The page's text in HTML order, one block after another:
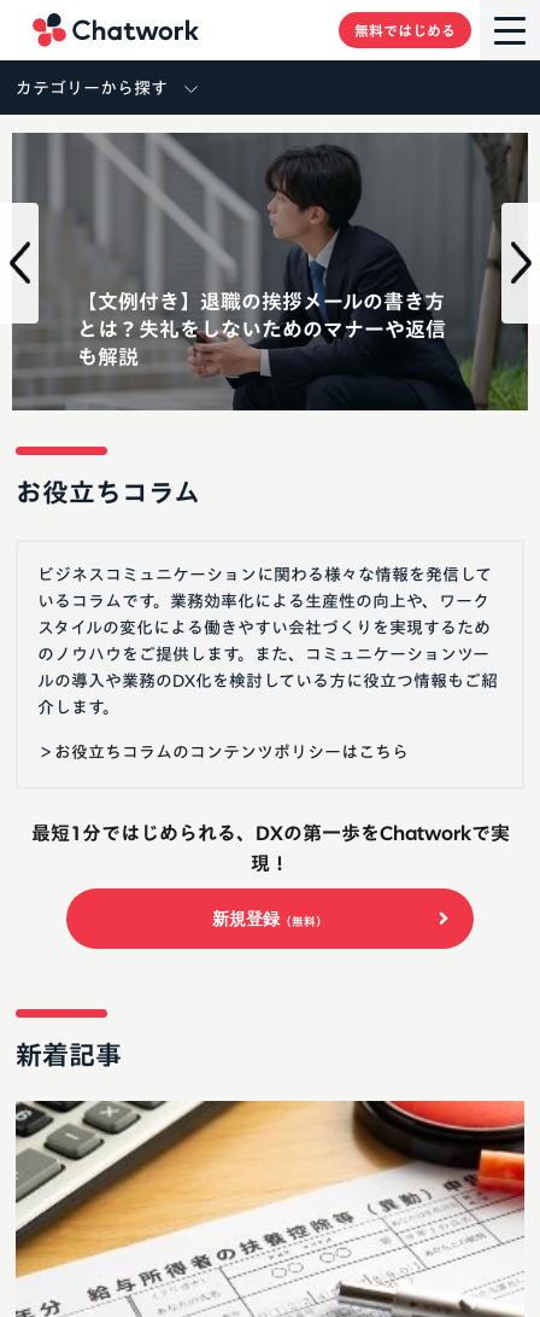
無料ではじめる
カテゴリーから探す
【文例付き】退職の挨拶メールの書き方
とは？失礼をしないためのマナーや返信
も解説
お役立ちコラム
ビジネスコミュニケーションに関わる様々な情報を発信して
いるコラムです。業務効率化による生産性の向上や、ワーク
スタイルの変化による働きやすい会社づくりを実現するため
のノウハウをご提供します。また、コミュニケーションツー
ルの導入や業務のDX化を検討している方に役立つ情報もご紹
介します。
＞ お役立ちコラムのコンテンツポリシーはこちら
最短1分ではじめられる、DXの第一歩をChatworkで実
現！
新規登録 （無料）
新着記事